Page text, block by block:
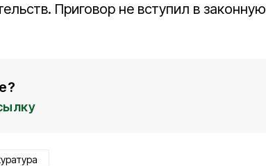
Приговор не вступил в законную